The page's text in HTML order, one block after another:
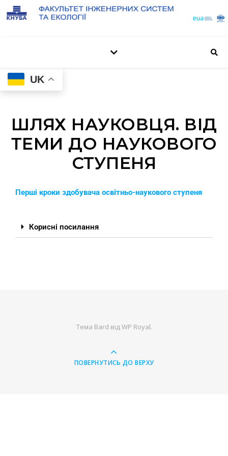
UK
ШЛЯХ НАУКОВЦЯ. ВІД
ТЕМИ ДО НАУКОВОГО
СТУПЕНЯ
Перші кроки здобувача освітньо-наукового ступеня
Корисні посилання
Тема Bard відWP Royal.
ПОВЕРНУТИСЬ ДО ВЕРХУ